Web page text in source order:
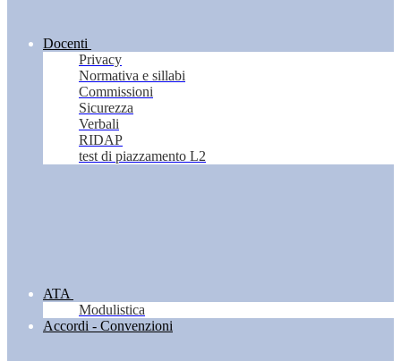
Docenti
Privacy
Normativa e sillabi
Commissioni
Sicurezza
Verbali
RIDAP
test di piazzamento L2
ATA
Modulistica
Accordi - Convenzioni